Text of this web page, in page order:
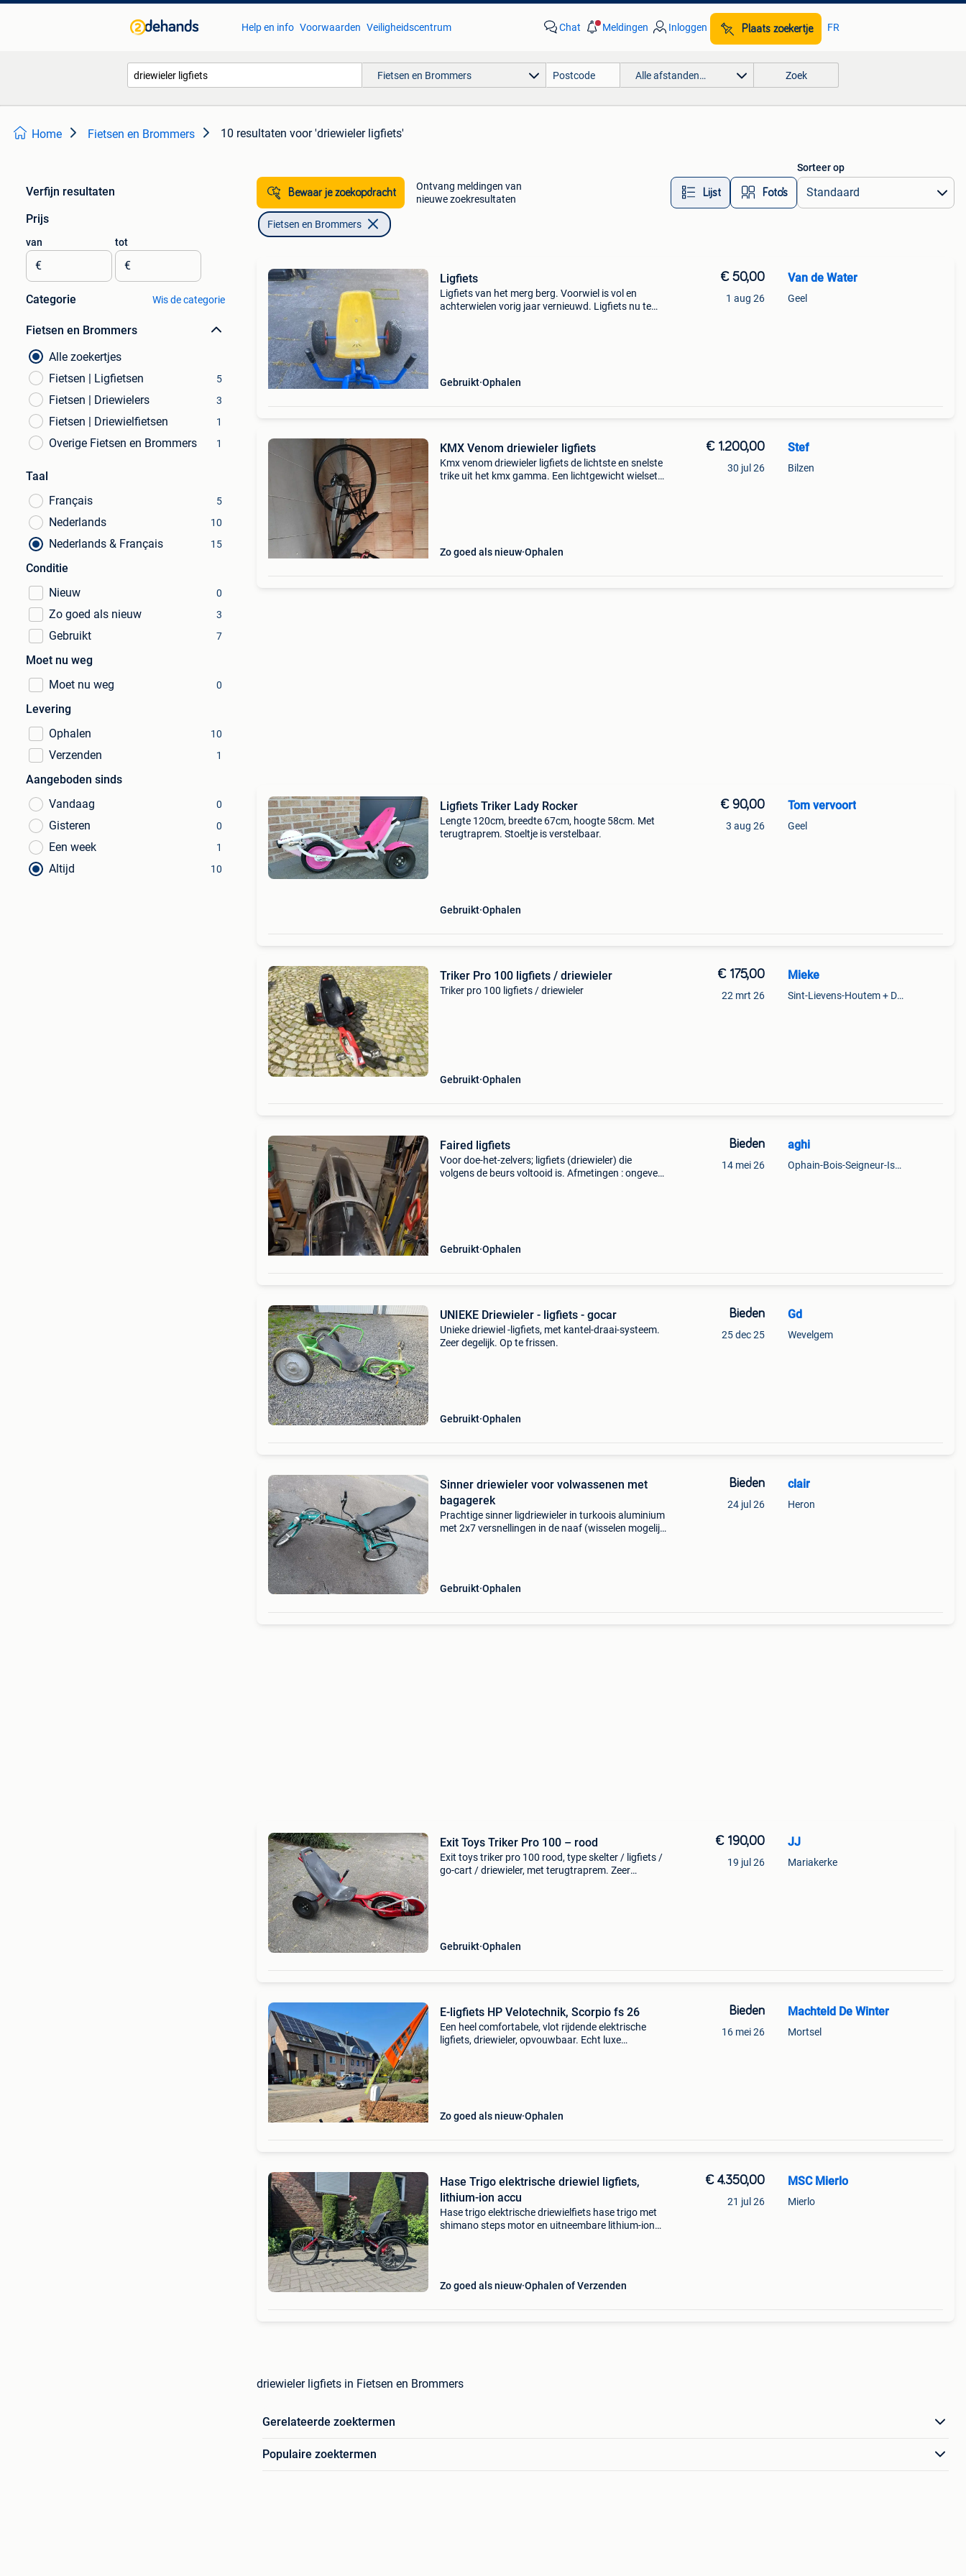
Help en info Voorwaarden Veiligheidscentrum Chat Meldingen Inloggen Plaats zoekertje FR
Fietsen en Brommers Alle afstanden… Zoek
Home Fietsen en Brommers 10 resultaten voor 'driewieler ligfiets'
Verfijn resultaten
Prijs
van
€
tot
€
Categorie Wis de categorie
Fietsen en Brommers
Alle zoekertjes
Fietsen | Ligfietsen
5
Fietsen | Driewielers 3
Fietsen | Driewielfietsen 1
Overige Fietsen en Brommers 1
Taal
Français
5
Nederlands 10
Nederlands & Français 15
Conditie
Nieuw
0
Zo goed als nieuw 3
Gebruikt 7
Moet nu weg
Moet nu weg
0
Levering
Ophalen
10
Verzenden 1
Aangeboden sinds
Vandaag
0
Gisteren 0
Een week 1
Altijd 10
Bewaar je zoekopdracht
Ontvang meldingen van
nieuwe zoekresultaten
Lijst Foto’s
Sorteer op
Fietsen en Brommers
Ligfiets
Ligfiets van het merg berg. Voorwiel is vol en
achterwielen vorig jaar vernieuwd. Ligfiets nu te
Gebruikt Ophalen
€ 50,00
1 aug 26
Van de Water
Geel
KMX Venom driewieler ligfiets
Kmx venom driewieler ligfiets de lichtste en snelste
trike uit het kmx gamma. Een lichtgewicht wielset
Zo goed als nieuw Ophalen
€ 1.200,00
30 jul 26
Stef
Bilzen
Ligfiets Triker Lady Rocker
Lengte 120cm, breedte 67cm, hoogte 58cm. Met
terugtraprem. Stoeltje is verstelbaar.
Gebruikt Ophalen
€ 90,00
3 aug 26
Tom vervoort
Geel
Triker Pro 100 ligfiets / driewieler
Triker pro 100 ligfiets / driewieler
Gebruikt Ophalen
€ 175,00
22 mrt 26
Mieke
Sint-Lievens-Houtem + Deel Oombergen
Faired ligfiets
Voor doe-het-zelvers; ligfiets (driewieler) die
volgens de beurs voltooid is. Afmetingen : ongeveer
Gebruikt Ophalen
Bieden
14 mei 26
aghi
Ophain-Bois-Seigneur-Isaac
UNIEKE Driewieler - ligfiets - gocar
Unieke driewiel -ligfiets, met kantel-draai-systeem.
Zeer degelijk. Op te frissen.
Gebruikt Ophalen
Bieden
25 dec 25
Gd
Wevelgem
Sinner driewieler voor volwassenen met
bagagerek
Prachtige sinner ligdriewieler in turkoois aluminium
met 2x7 versnellingen in de naaf (wisselen mogelijk
Gebruikt Ophalen
Bieden
24 jul 26
clair
Heron
Exit Toys Triker Pro 100 – rood
Exit toys triker pro 100 rood, type skelter / ligfiets /
go-cart / driewieler, met terugtraprem. Zeer
Gebruikt Ophalen
€ 190,00
19 jul 26
JJ
Mariakerke
E-ligfiets HP Velotechnik, Scorpio fs 26
Een heel comfortabele, vlot rijdende elektrische
ligfiets, driewieler, opvouwbaar. Echt luxe
Zo goed als nieuw Ophalen
Bieden
16 mei 26
Machteld De Winter
Mortsel
Hase Trigo elektrische driewiel ligfiets,
lithium-ion accu
Hase trigo elektrische driewielfiets hase trigo met
shimano steps motor en uitneembare lithium-ion
Zo goed als nieuw Ophalen of Verzenden
€ 4.350,00
21 jul 26
MSC Mierlo
Mierlo
driewieler ligfiets in Fietsen en Brommers
Gerelateerde zoektermen
Populaire zoektermen